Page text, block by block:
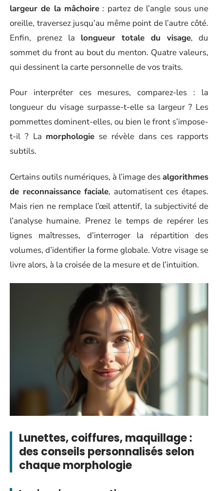
largeur de la mâchoire : partez de l’angle sous une
oreille, traversez jusqu’au même point de l’autre côté.
Enfin, prenez la longueur totale du visage, du
sommet du front au bout du menton. Quatre valeurs,
qui dessinent la carte personnelle de vos traits.
Pour interpréter ces mesures, comparez-les : la
longueur du visage surpasse-t-elle sa largeur ? Les
pommettes dominent-elles, ou bien le front s’impose-
t-il ? La morphologie se révèle dans ces rapports
subtils.
Certains outils numériques, à l’image desalgorithmes
de reconnaissance faciale, automatisent ces étapes.
Mais rien ne remplace l’œil attentif, la subjectivité de
l’analyse humaine. Prenez le temps de repérer les
lignes maîtresses, d’interroger la répartition des
volumes, d’identifier la forme globale. Votre visage se
livre alors, à la croisée de la mesure et de l’intuition.
Lunettes, coiffures, maquillage :
des conseils personnalisés selon
chaque morphologie